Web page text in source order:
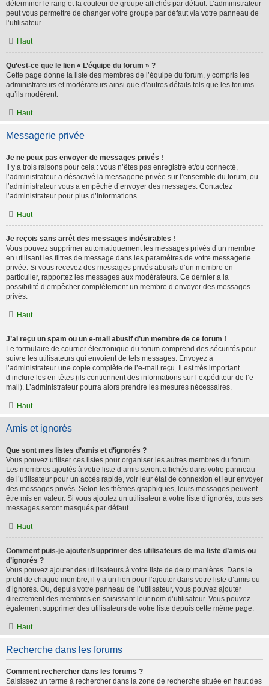
déterminer le rang et la couleur de groupe affichés par défaut. L’administrateur
peut vous permettre de changer votre groupe par défaut via votre panneau de
l’utilisateur.
Haut
Qu’est-ce que le lien « L’équipe du forum » ?
Cette page donne la liste des membres de l’équipe du forum, y compris les
administrateurs et modérateurs ainsi que d’autres détails tels que les forums
qu’ils modèrent.
Haut
Messagerie privée
Je ne peux pas envoyer de messages privés !
Il y a trois raisons pour cela : vous n’êtes pas enregistré et/ou connecté,
l’administrateur a désactivé la messagerie privée sur l’ensemble du forum, ou
l’administrateur vous a empêché d’envoyer des messages. Contactez
l’administrateur pour plus d’informations.
Haut
Je reçois sans arrêt des messages indésirables !
Vous pouvez supprimer automatiquement les messages privés d’un membre
en utilisant les filtres de message dans les paramètres de votre messagerie
privée. Si vous recevez des messages privés abusifs d’un membre en
particulier, rapportez les messages aux modérateurs. Ce dernier a la
possibilité d’empêcher complètement un membre d’envoyer des messages
privés.
Haut
J’ai reçu un spam ou un e-mail abusif d’un membre de ce forum !
Le formulaire de courrier électronique du forum comprend des sécurités pour
suivre les utilisateurs qui envoient de tels messages. Envoyez à
l’administrateur une copie complète de l’e-mail reçu. Il est très important
d’inclure les en-têtes (ils contiennent des informations sur l’expéditeur de l’e-
mail). L’administrateur pourra alors prendre les mesures nécessaires.
Haut
Amis et ignorés
Que sont mes listes d’amis et d’ignorés ?
Vous pouvez utiliser ces listes pour organiser les autres membres du forum.
Les membres ajoutés à votre liste d’amis seront affichés dans votre panneau
de l’utilisateur pour un accès rapide, voir leur état de connexion et leur envoyer
des messages privés. Selon les thèmes graphiques, leurs messages peuvent
être mis en valeur. Si vous ajoutez un utilisateur à votre liste d’ignorés, tous ses
messages seront masqués par défaut.
Haut
Comment puis-je ajouter/supprimer des utilisateurs de ma liste d’amis ou
d’ignorés ?
Vous pouvez ajouter des utilisateurs à votre liste de deux manières. Dans le
profil de chaque membre, il y a un lien pour l’ajouter dans votre liste d’amis ou
d’ignorés. Ou, depuis votre panneau de l’utilisateur, vous pouvez ajouter
directement des membres en saisissant leur nom d’utilisateur. Vous pouvez
également supprimer des utilisateurs de votre liste depuis cette même page.
Haut
Recherche dans les forums
Comment rechercher dans les forums ?
Saisissez un terme à rechercher dans la zone de recherche située en haut des